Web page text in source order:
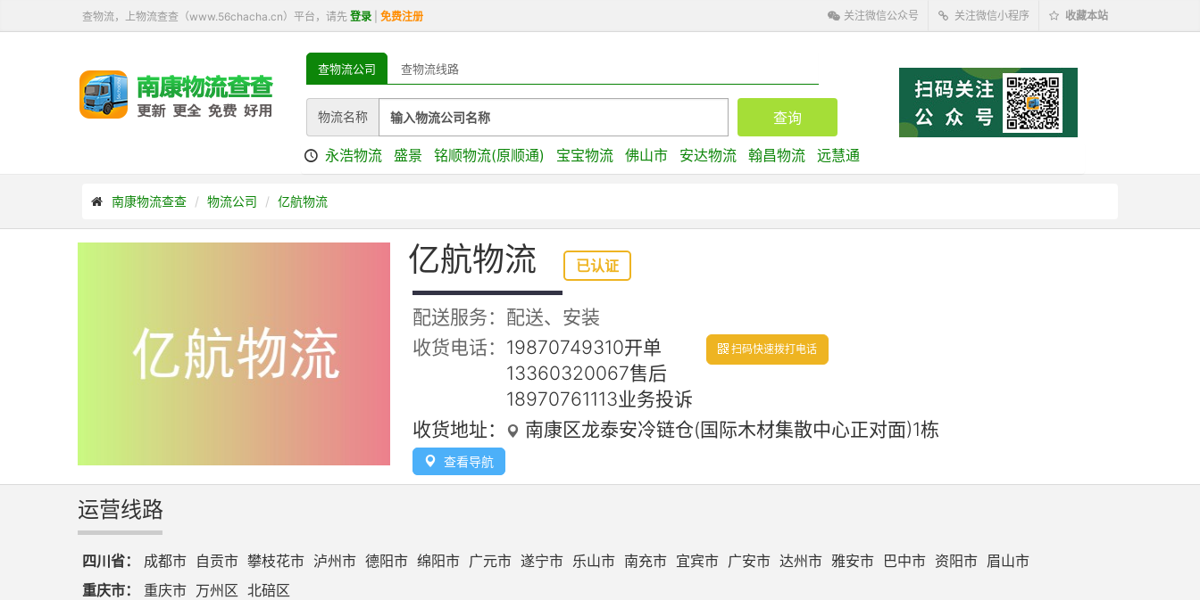
查物流，上物流查查（www.56chacha.cn）平台，请先 登录 免费注册 关注微信公众号 关注微信小程序 收藏本站
查物流公司 查物流线路
物流名称
永浩物流 盛景 铭顺物流(原顺通) 宝宝物流 佛山市 安达物流 翰昌物流 远慧通
南康物流查查 物流公司 亿航物流
亿航物流 已认证
配送服务：配送、安装
收货电话： 19870749310开单
13360320067售后
18970761113业务投诉
扫码快速拨打电话
收货地址： 南康区龙泰安冷链仓(国际木材集散中心正对面)1栋
查看导航
运营线路
四川省： 成都市 自贡市 攀枝花市 泸州市 德阳市 绵阳市 广元市 遂宁市 乐山市 南充市 宜宾市 广安市 达州市 雅安市 巴中市 资阳市 眉山市
重庆市：
重庆市 万州区 北碚区